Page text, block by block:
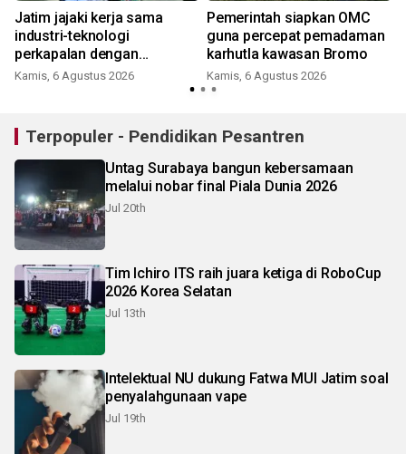
Jatim jajaki kerja sama
industri-teknologi
perkapalan dengan
Tiongkok
Kamis, 6 Agustus 2026
Pemerintah siapkan OMC
guna percepat pemadaman
karhutla kawasan Bromo
Kamis, 6 Agustus 2026
Terpopuler - Pendidikan Pesantren
Untag Surabaya bangun kebersamaan
melalui nobar final Piala Dunia 2026
Jul 20th
Tim Ichiro ITS raih juara ketiga di RoboCup
2026 Korea Selatan
Jul 13th
Intelektual NU dukung Fatwa MUI Jatim soal
penyalahgunaan vape
Jul 19th